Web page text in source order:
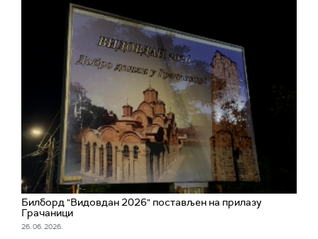
Билборд "Видовдан 2026" постављен на прилазу
Грачаници
26. 06. 2026.